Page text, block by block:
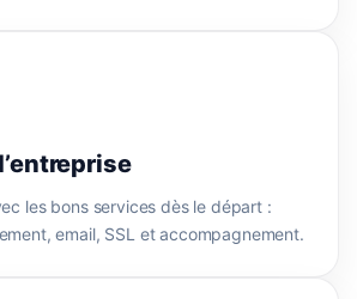
les bons services dès le départ :
email, SSL et accompagnement.